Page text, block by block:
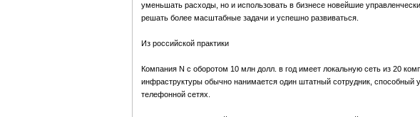
уменьшать расходы, но и использовать в бизнесе новейшие
решать более масштабные задачи и успешно развиваться.
Из российской практики
Компания N с оборотом 10 млн долл. в год имеет локальную сеть из 20
инфраструктуры обычно нанимается один штатный сотрудник, способный
телефонной сетях.